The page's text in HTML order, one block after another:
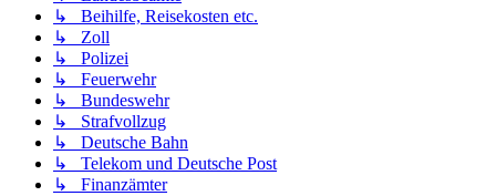
↳ Beihilfe, Reisekosten etc.
↳ Zoll
↳ Polizei
↳ Feuerwehr
↳ Bundeswehr
↳ Strafvollzug
↳ Deutsche Bahn
↳ Telekom und Deutsche Post
↳ Finanzämter